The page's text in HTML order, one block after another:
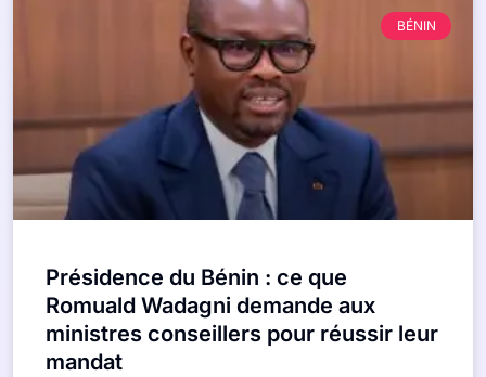
BÉNIN
Présidence du Bénin : ce que
Romuald Wadagni demande aux
ministres conseillers pour réussir leur
mandat